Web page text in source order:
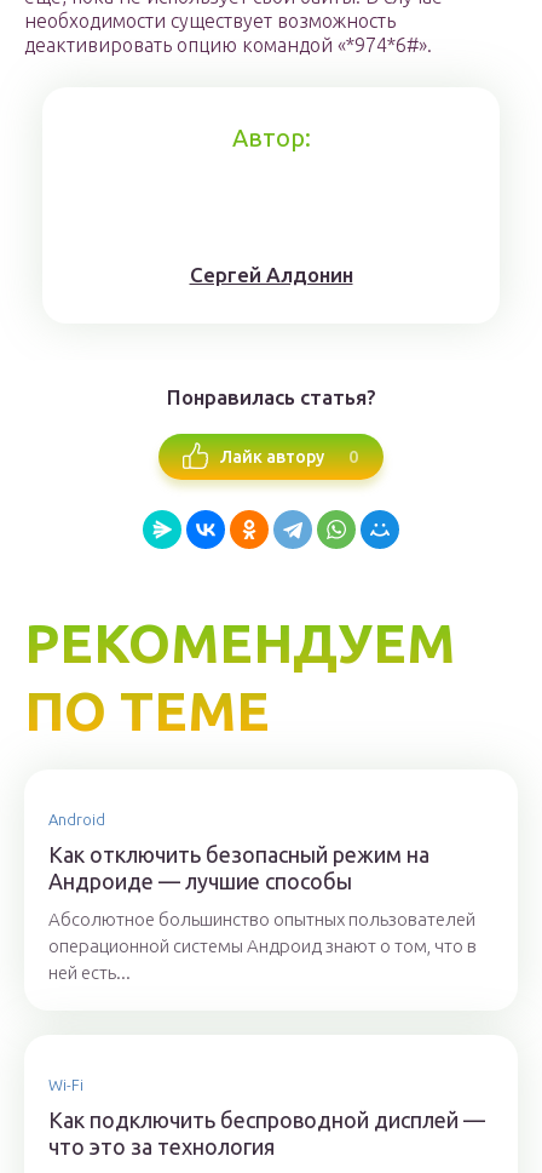
необходимости существует возможность
деактивировать опцию командой «*974*6#».
Автор:
Сергей Алдонин
Понравилась статья?
Лайк автору 0
РЕКОМЕНДУЕМ
ПО ТЕМЕ
Android
Как отключить безопасный режим на
Андроиде — лучшие способы
Абсолютное большинство опытных пользователей
операционной системы Андроид знают о том, что в
ней есть...
Wi-Fi
Как подключить беспроводной дисплей —
что это за технология